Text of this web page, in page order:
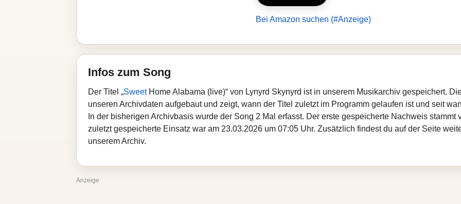
Bei Amazon suchen (#Anzeige)
Infos zum Song
Der Titel „SweetHome Alabama (live)“ von Lynyrd Skynyrd ist in unserem Musikarchiv gespeichert.
unseren Archivdaten aufgebaut und zeigt, wann der Titel zuletzt im Programm gelaufen ist und seit
In der bisherigen Archivbasis wurde der Song 2 Mal erfasst. Der erste gespeicherte Nachweis stammt
zuletzt gespeicherte Einsatz war am 23.03.2026 um 07:05 Uhr. Zusätzlich findest du auf der Seite
unserem Archiv.
Anzeige